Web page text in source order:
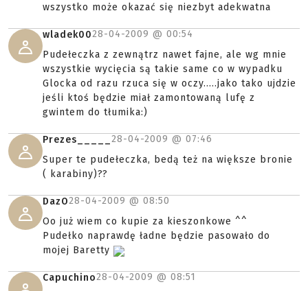
wszystko może okazać się niezbyt adekwatna
wladek0028-04-2009 @ 00:54
Pudełeczka z zewnątrz nawet fajne, ale wg mnie
wszystkie wycięcia są takie same co w wypadku
Glocka od razu rzuca się w oczy.....jako tako ujdzie
jeśli ktoś będzie miał zamontowaną lufę z
gwintem do tłumika:)
Prezes_____ 28-04-2009 @ 07:46
Super te pudełeczka, bedą też na większe bronie
( karabiny)??
DazO28-04-2009 @ 08:50
Oo już wiem co kupie za kieszonkowe ^^
Pudełko naprawdę ładne będzie pasowało do
mojej Baretty
Capuchino28-04-2009 @ 08:51